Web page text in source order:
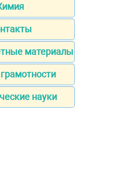
материалы
науки